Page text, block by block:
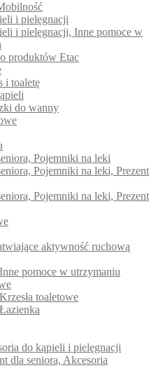
i pielęgnacji
i pielęgnacji, Inne pomoce w
produktów Etac
i toaletę
do wanny
Pojemniki na leki
Pojemniki na leki, Prezent
Pojemniki na leki, Prezent
aktywność ruchową
pomoce w utrzymaniu
toaletowe
do kąpieli i pielęgnacji
dla seniora, Akcesoria